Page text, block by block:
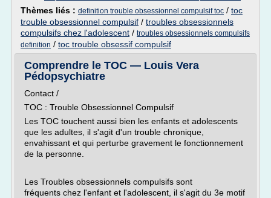
Thèmes liés : definition trouble obsessionnel compulsif toc / toc
trouble obsessionnel compulsif / troubles obsessionnels
compulsifs chez l'adolescent / troubles obsessionnels compulsifs
definition / toc trouble obsessif compulsif
Comprendre le TOC — Louis Vera
Pédopsychiatre
Contact /
TOC : Trouble Obsessionnel Compulsif
Les TOC touchent aussi bien les enfants et adolescents
que les adultes, il s'agit d'un trouble chronique,
envahissant et qui perturbe gravement le fonctionnement
de la personne.
Les Troubles obsessionnels compulsifs sont
fréquents chez l'enfant et l'adolescent, il s'agit du 3e motif